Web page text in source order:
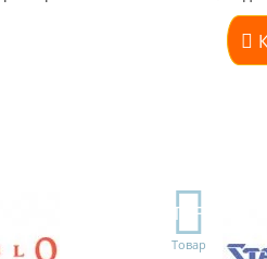
TOP
Товар